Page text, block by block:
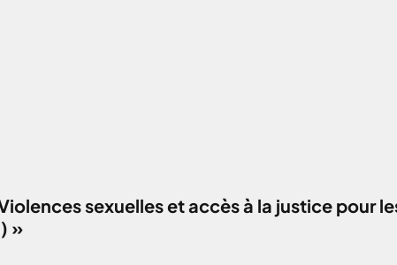
sexuelles et accès à la justice pour
»